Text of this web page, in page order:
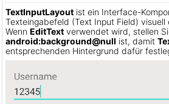
TextInputLayout ist ein Interface-
Texteingabefeld (Text Input Field)
Wenn EditText verwendet wird, stellen
android:background@null ist, damit
entsprechenden Hintergrund dafür